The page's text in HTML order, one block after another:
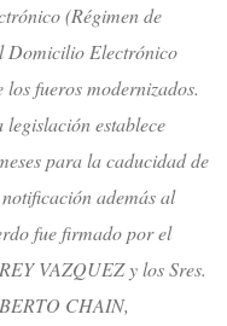
(Régimen de
Domicilio Electrónico
fueros modernizados.
establece
para la caducidad de
además al
fue firmado por el
VAZQUEZ y los Sres.
CHAIN,